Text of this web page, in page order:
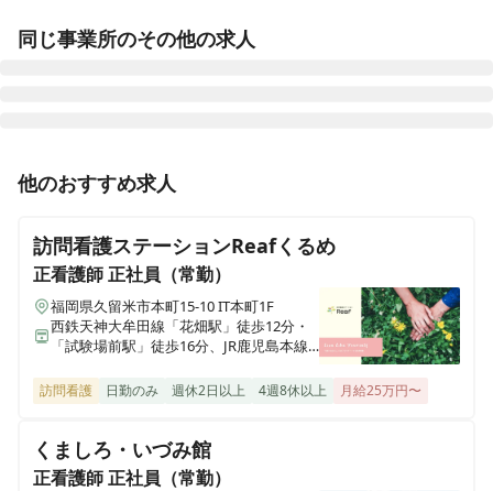
同じ事業所のその他の求人
正看護師 正社員（常勤）
《福岡/久留米市》田主丸駅徒歩5分！【教育体制充実★
までジェネラリストを目指せる！2交代病棟看護師募集♪
准看護師 正社員（常勤）
《福岡/久留米市》田主丸駅徒歩5分！【教育体制充実★
福利厚生充実★24時間託児所あり】急性期から退院支援
までジェネラリストを目指せる！2交代病棟看護師募集♪
他のおすすめ求人
訪問看護ステーションReafくるめ
正看護師正社員（常勤）
福岡県久留米市本町15-10 IT本町1F
西鉄天神大牟田線「花畑駅」徒歩12分・
「試験場前駅」徒歩16分、JR鹿児島本線
訪問看護 日勤のみ 週休2日以上 4週8休以上 月給25万円〜
くましろ・いづみ館
正看護師正社員（常勤）